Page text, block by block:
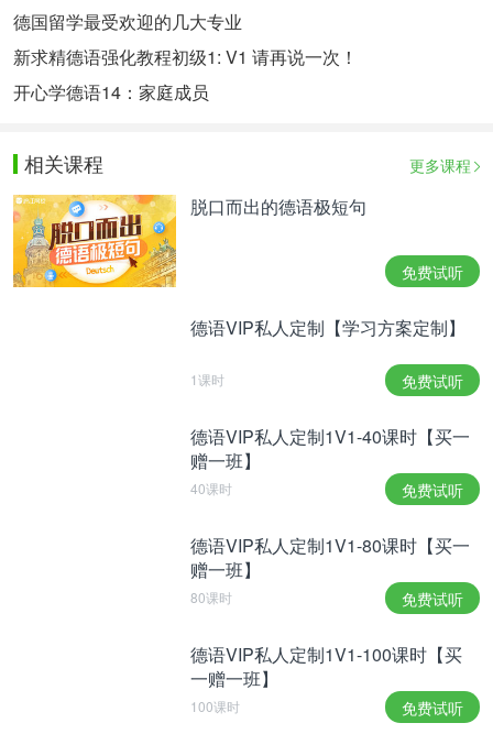
个协议：只要认罪，可获得缓刑，并交付罚款，这样
就不用入狱。这三人随后完全承认了这些指控。
Vorrichtung
用设备操纵的废气排放值
Hatz und der Ingenieur gestanden, Motoren
manipuliert zu haben. Dabei wurden laut Anklage
aber nicht auf der Straße eingehalten. Stadler
vorgeworfen. Er soll es nach dem Auffliegen des
Skandals in den USA allerdings versäumt haben,
den Verkauf der manipulierten Autos in Deutschland
哈茨和该工程师承认他们在发动机上动了手脚。根据
控告，这些汽车的废气排放值在测试时是合法的，但
真正上路后却是另一番光景。另一方面，斯塔德勒虽
没有被指控蓄意操纵废气排放值，但他被指控在这一
丑闻在美国曝光后玩忽职守，没有停止在德国销售这
德国留学最受欢迎的几大专业
新求精德语强化教程初级1: V1 请再说一次！
开心学德语14：家庭成员
相关课程 更多课程
脱口而出的德语极短句
免费试听
德语VIP私人定制【学习方案定制】
1课时 免费试听
德语VIP私人定制1V1-40课时【买一
赠一班】
40课时 免费试听
德语VIP私人定制1V1-80课时【买一
赠一班】
80课时 免费试听
德语VIP私人定制1V1-100课时【买
一赠一班】
100课时 免费试听